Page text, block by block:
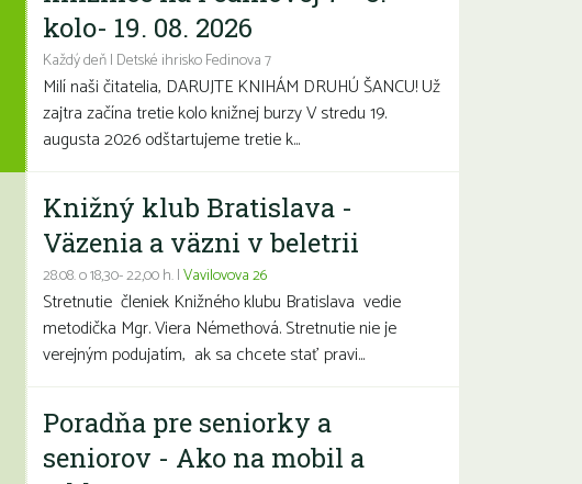
kolo- 19. 08. 2026
Každý deň | Detské ihrisko Fedinova 7
Milí naši čitatelia, DARUJTE KNIHÁM DRUHÚ ŠANCU! Už
zajtra začína tretie kolo knižnej burzy V stredu 19.
augusta 2026 odštartujeme tretie k...
Knižný klub Bratislava -
Väzenia a väzni v beletrii
28.08. o 18,30- 22,00 h. |Vavilovova 26
Stretnutie členiek Knižného klubu Bratislava vedie
metodička Mgr. Viera Némethová. Stretnutie nie je
verejným podujatím, ak sa chcete stať pravi...
Poradňa pre seniorky a
seniorov - Ako na mobil a